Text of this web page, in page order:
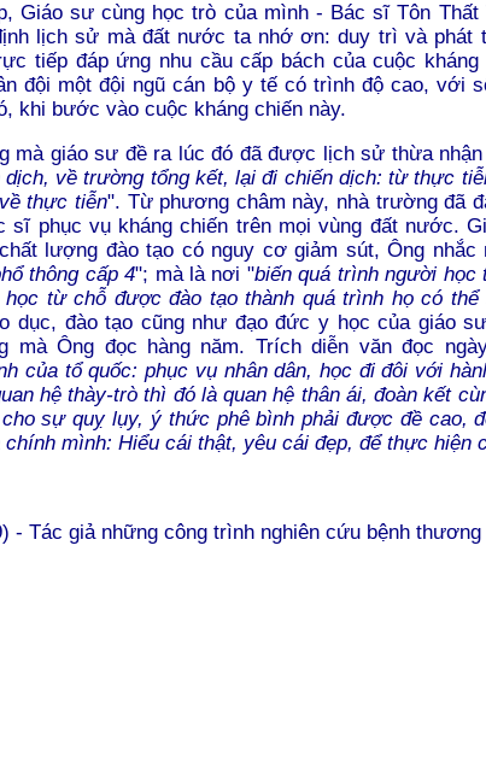
Giáo sư cùng học trò của mình - Bác sĩ Tôn Thất
lịch sử mà đất nước ta nhớ ơn: duy trì và phát
tiếp đáp ứng nhu cầu cấp bách của cuộc kháng
đội một đội ngũ cán bộ y tế có trình độ cao, với
khi bước vào cuộc kháng chiến này.
mà giáo sư đề ra lúc đó đã được lịch sử thừa
về trường tổng kết, lại đi chiến dịch: từ thực
thực tiễn". Từ phương châm này, nhà trường đã
sĩ phục vụ kháng chiến trên mọi vùng đất nước.
lượng đào tạo có nguy cơ giảm sút, Ông nhắc
thông cấp 4"; mà là nơi "biến quá trình người học
từ chỗ được đào tạo thành quá trình họ có thể
dục, đào tạo cũng như đạo đức y học của giáo
mà Ông đọc hàng năm. Trích diễn văn đọc
của tổ quốc: phục vụ nhân dân, học đi đôi với
hệ thày-trò thì đó là quan hệ thân ái, đoàn kết
sự quỵ lụy, ý thức phê bình phải được đề cao,
mình: Hiểu cái thật, yêu cái đẹp, để thực hiện
- Tác giả những công trình nghiên cứu bệnh thương